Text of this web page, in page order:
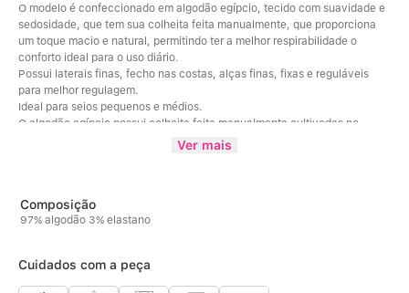
O modelo é confeccionado em algodão egípcio, tecido com suavidade e
sedosidade, que tem sua colheita feita manualmente, que proporciona
um toque macio e natural, permitindo ter a melhor respirabilidade o
conforto ideal para o uso diário.
Possui laterais finas, fecho nas costas, alças finas, fixas e reguláveis
para melhor regulagem.
Ideal para seios pequenos e médios.
O algodão egípcio possui colheita feita manualmente cultivadas no
Egito, que resulta na preservação das fibras, produzindo fios finos,
confortável.
Além disso, o algodão absorve a umidade da pele ajudando a mantê-la
100%Poliéster (Forro bojo)
Ver mais
97% algodão 3% elastano
Cuidados com a peça